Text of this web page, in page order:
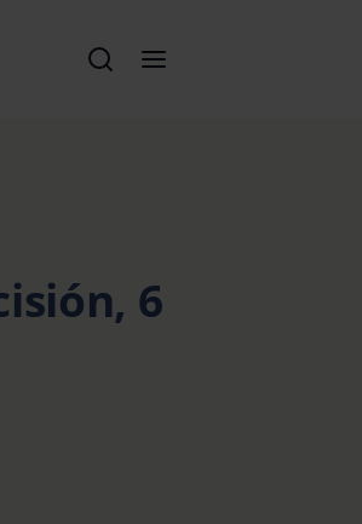
6